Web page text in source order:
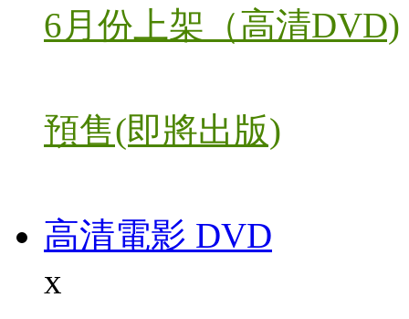
6月份上架（高清DVD)
預售(即將出版)
高清電影 DVD
x